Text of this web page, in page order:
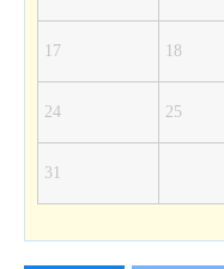
17 18
24 25
31